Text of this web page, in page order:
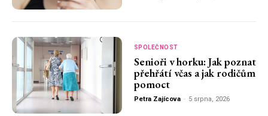
SPOLEČNOST
Senioři v horku: Jak poznat
přehřátí včas a jak rodičům
pomoct
Petra Zajícova - 5 srpna, 2026